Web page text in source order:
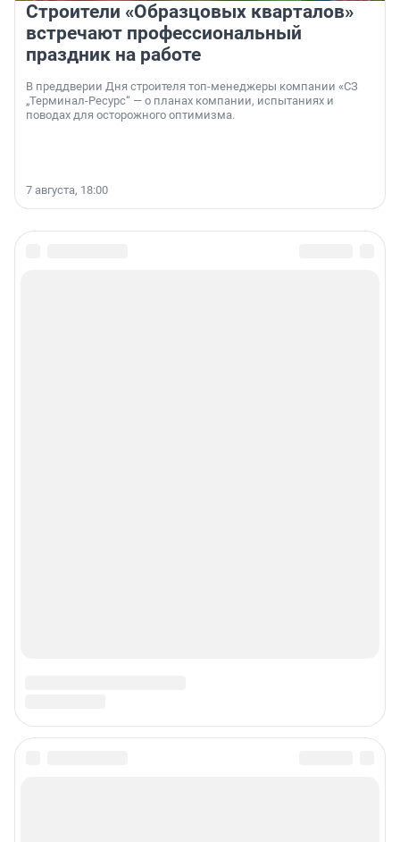
Строители «Образцовых кварталов»
встречают профессиональный
праздник на работе
В преддверии Дня строителя топ-менеджеры компании «СЗ
„Терминал-Ресурс“ — о планах компании, испытаниях и
поводах для осторожного оптимизма.
7 августа, 18:00